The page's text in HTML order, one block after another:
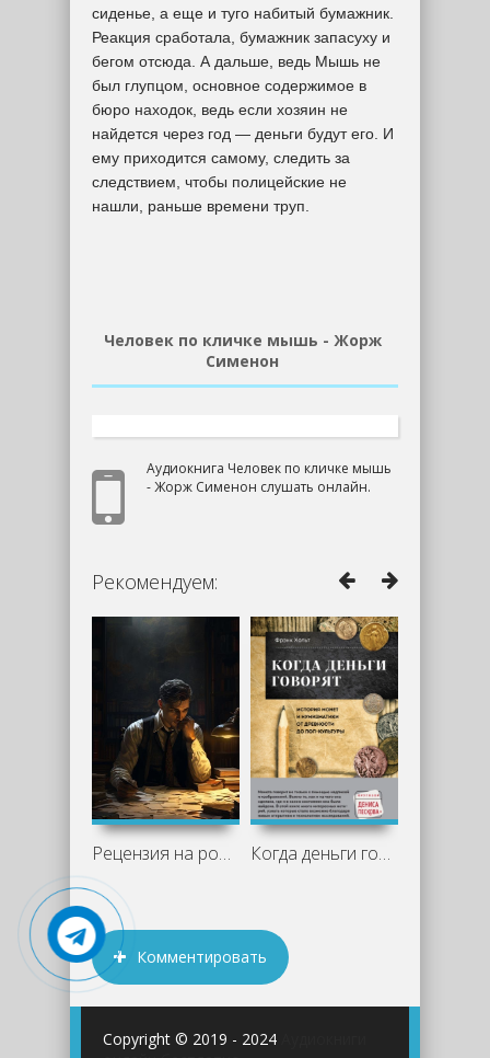
сиденье, а еще и туго набитый бумажник.
Реакция сработала, бумажник запасуху и
бегом отсюда. А дальше, ведь Мышь не
был глупцом, основное содержимое в
бюро находок, ведь если хозяин не
найдется через год — деньги будут его. И
ему приходится самому, следить за
следствием, чтобы полицейские не
нашли, раньше времени труп.
Человек по кличке мышь - Жорж
Сименон
Аудиокнига Человек по кличке мышь
- Жорж Сименон слушать онлайн.
Рекомендуем:
Рецензия на роман Жоржа Сименона «Мегрэ Когда деньги говорят. История монет и
Комментировать
Copyright © 2019 - 2024